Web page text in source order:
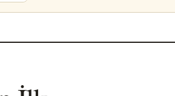
bir ana yemek haline gelmiş
yaban mersinleri o zamanlar